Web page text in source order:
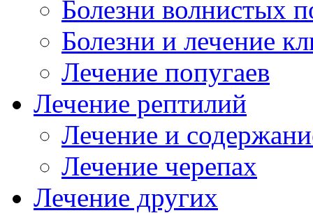
Болезни волнистых
Болезни и лечение
Лечение попугаев
Лечение рептилий
Лечение и
Лечение черепах
Лечение других